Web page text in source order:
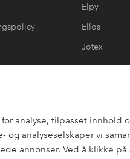
analyse, tilpasset innhold
analyseselskaper vi
annonser. Ved å klikke
Elpy
Ellos
Jotex